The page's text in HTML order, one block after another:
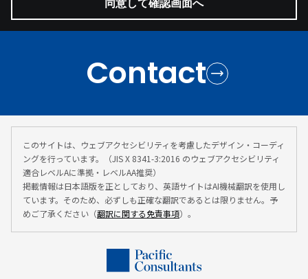
Contact
このサイトは、ウェブアクセシビリティを考慮したデザイン・コーディ
ングを行っています。（JIS X 8341-3:2016 のウェブアクセシビリティ
適合レベルAに準拠・レベルAA推奨）
掲載情報は日本語版を正としており、英語サイトはAI機械翻訳を使用し
ています。そのため、必ずしも正確な翻訳であるとは限りません。予
めご了承ください（翻訳に関する免責事項）。